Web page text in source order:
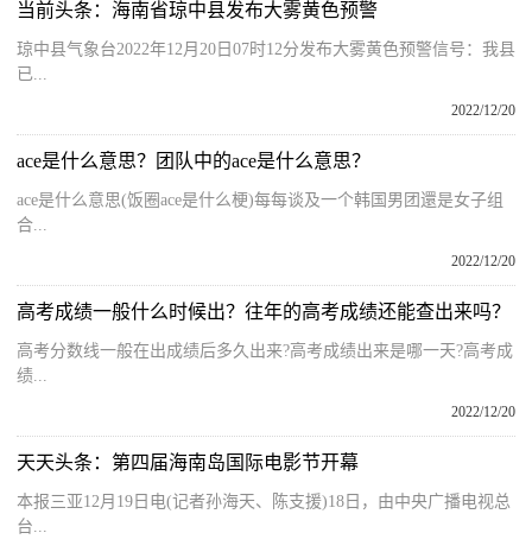
当前头条：海南省琼中县发布大雾黄色预警
琼中县气象台2022年12月20日07时12分发布大雾黄色预警信号：我县
已...
2022/12/20
ace是什么意思？团队中的ace是什么意思？
ace是什么意思(饭圈ace是什么梗)每每谈及一个韩国男团還是女子组
合...
2022/12/20
高考成绩一般什么时候出？往年的高考成绩还能查出来吗？
高考分数线一般在出成绩后多久出来?高考成绩出来是哪一天?高考成
绩...
2022/12/20
天天头条：第四届海南岛国际电影节开幕
本报三亚12月19日电(记者孙海天、陈支援)18日，由中央广播电视总
台...